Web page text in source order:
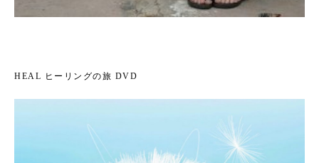
HEAL ヒーリングの旅 DVD